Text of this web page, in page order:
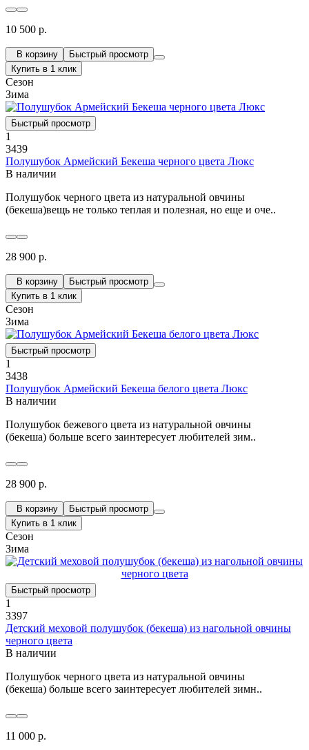
10 500 р.
В корзину
Быстрый просмотр
Купить в 1 клик
Сезон
Зима
Быстрый просмотр
1
3439
Полушубок Армейский Бекеша черного цвета Люкс
В наличии
Полушубок черного цвета из натуральной овчины
(бекеша)вещь не только теплая и полезная, но еще и оче..
28 900 р.
В корзину
Быстрый просмотр
Купить в 1 клик
Сезон
Зима
Быстрый просмотр
1
3438
Полушубок Армейский Бекеша белого цвета Люкс
В наличии
Полушубок бежевого цвета из натуральной овчины
(бекеша) больше всего заинтересует любителей зим..
28 900 р.
В корзину
Быстрый просмотр
Купить в 1 клик
Сезон
Зима
Быстрый просмотр
1
3397
Детский меховой полушубок (бекеша) из нагольной овчины
черного цвета
В наличии
Полушубок черного цвета из натуральной овчины
(бекеша) больше всего заинтересует любителей зимн..
11 000 р.